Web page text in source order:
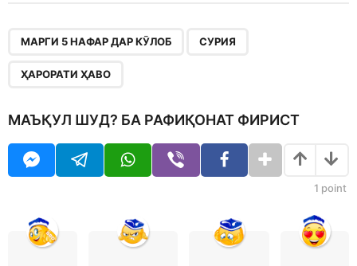
МАРГИ 5 НАФАР ДАР КӮЛОБ СУРИЯ
ҲАРОРАТИ ҲАВО
МАЪҚУЛ ШУД? БА РАФИҚОНАТ ФИРИСТ
1 point